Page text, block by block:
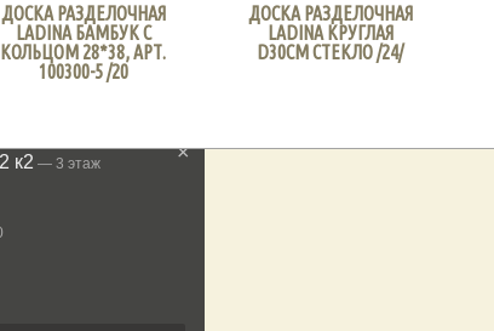
ДОСКА РАЗДЕЛОЧНАЯ
LADINA БАМБУК С
КОЛЬЦОМ 28*38, АРТ.
100300-5 /20
ДОСКА РАЗДЕЛОЧНАЯ
LADINA КРУГЛАЯ
D30СМ СТЕКЛО /24/